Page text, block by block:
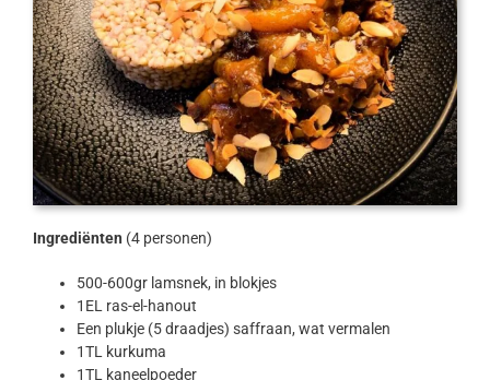
Ingrediënten (4 personen)
500-600gr lamsnek, in blokjes
1EL ras-el-hanout
Een plukje (5 draadjes) saffraan, wat vermalen
1TL kurkuma
1TL kaneelpoeder